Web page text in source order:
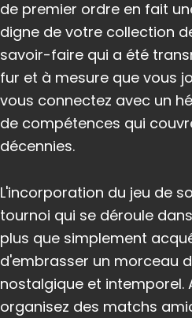
de premier ordre en fait
digne de votre collection
savoir-faire qui a été
fur et à mesure que vous
vous connectez avec un
de compétences qui
décennies.
L'incorporation du jeu de
tournoi qui se déroule
plus que simplement
d'embrasser un morceau
nostalgique et intemporel.
organisez des matchs